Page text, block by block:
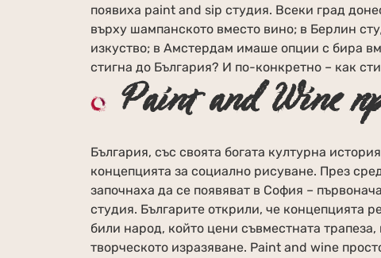
появиха paint and sip студия. Всеки град
върху шампанското вместо вино; в Берлин
изкуство; в Амстердам имаше опции с бира
стигна до България? И по-конкретно – как
Paint and Wine
България, със своята богата културна
концепцията за социално рисуване. През
започнаха да се появяват в София –
студия. Българите открили, че концепцията
били народ, който цени съвместната
творческото изразяване. Paint and wine